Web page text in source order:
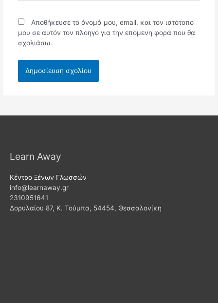
Αποθήκευσε το όνομά μου, email, και τον ιστότοπο
μου σε αυτόν τον πλοηγό για την επόμενη φορά που θα
σχολιάσω.
Learn Away
Κέντρο Ξένων Γλωσσών
info@learnaway.gr
2310951641
Δορυλαίου 87, Κ. Τούμπα, 54454, Θεσσαλονίκη